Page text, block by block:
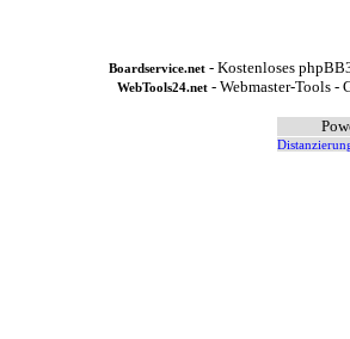
Boardservice.net- Kostenloses
WebTools24.net - Webmaster-Tools -